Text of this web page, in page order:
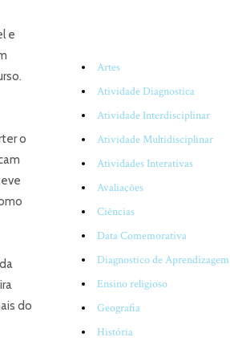
e
o
do
Artes
Atividade Diagnostica
Atividade Interdisciplinar
Atividade Multidisciplinar
Atividades Interativas
Avaliações
Ciências
Data Comemorativa
Diagnostico de Aprendizagem
Ensino religioso
Geografia
História